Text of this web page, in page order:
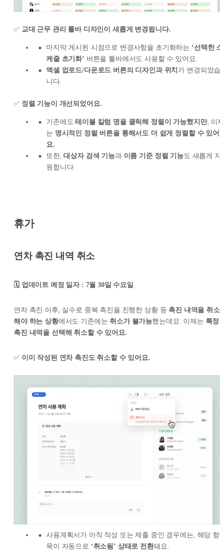
✅ 교대 근무 관리 툴바 디자인이 새롭게 변경됩니다.
마지막 게시된 시점으로 변경사항을 초기화하는 ‘선택한
케줄 초기화’ 버튼을 툴바에서도 사용할 수 있어요.
엑셀 업로드/다운로드 버튼의 디자인과 위치 가 변경되었
니다.
✅ 정렬 기능이 개선되었어요.
기존에도테이블 칼럼 명을 클릭해 정렬이 가능했지만, 이
는 명시적인 정렬 버튼을 통해서도 더 쉽게 정렬할 수 있어
요.
또한,대상자 검색 기능과 이름 기준 정렬 기능도 새롭게
원합니다.
휴가
연차 촉진 내역 취소
🗓️ 업데이트 예정 일자 : 7월 30일 수요일
연차 촉진 이후, 실수로 중복 촉진을 진행한 상황 등 촉진 내역을 취소
해야 하는 상황에서도 기존에는 취소가 불가능했는데요. 이제는 특정
촉진 내역을 선택해 취소할 수 있어요.
✅ 이미 작성된 연차 촉진도 취소할 수 있어요.
사용계획서가 아직 작성 또는 제출 중인 경우에는, 해당 항
목이 자동으로 ‘취소됨’ 상태로 전환돼요.